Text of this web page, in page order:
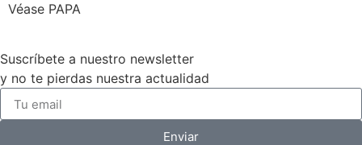
Véase PAPA
Suscríbete a nuestro newsletter
y no te pierdas nuestra actualidad
Enviar